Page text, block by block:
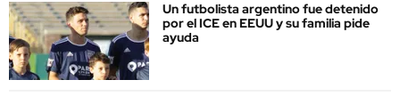
Un futbolista argentino fue detenido
por el ICE en EEUU y su familia pide
ayuda